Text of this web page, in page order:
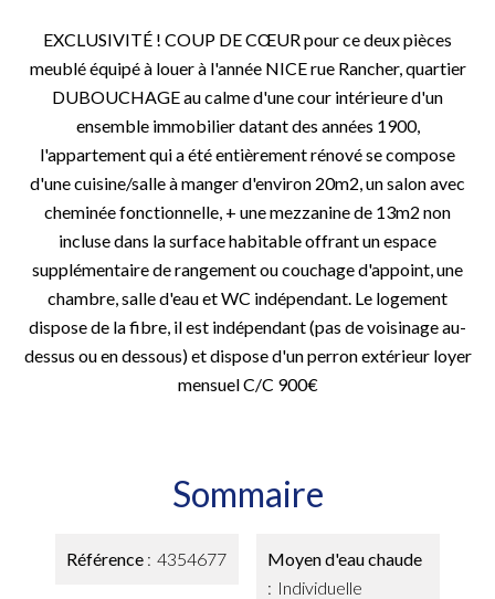
EXCLUSIVITÉ ! COUP DE CŒUR pour ce deux pièces
meublé équipé à louer à l'année NICE rue Rancher, quartier
DUBOUCHAGE au calme d'une cour intérieure d'un
ensemble immobilier datant des années 1900,
l'appartement qui a été entièrement rénové se compose
d'une cuisine/salle à manger d'environ 20m2, un salon avec
cheminée fonctionnelle, + une mezzanine de 13m2 non
incluse dans la surface habitable offrant un espace
supplémentaire de rangement ou couchage d'appoint, une
chambre, salle d'eau et WC indépendant. Le logement
dispose de la fibre, il est indépendant (pas de voisinage au-
dessus ou en dessous) et dispose d'un perron extérieur loyer
mensuel C/C 900€
Sommaire
Référence 4354677
Moyen d'eau chaude
Individuelle